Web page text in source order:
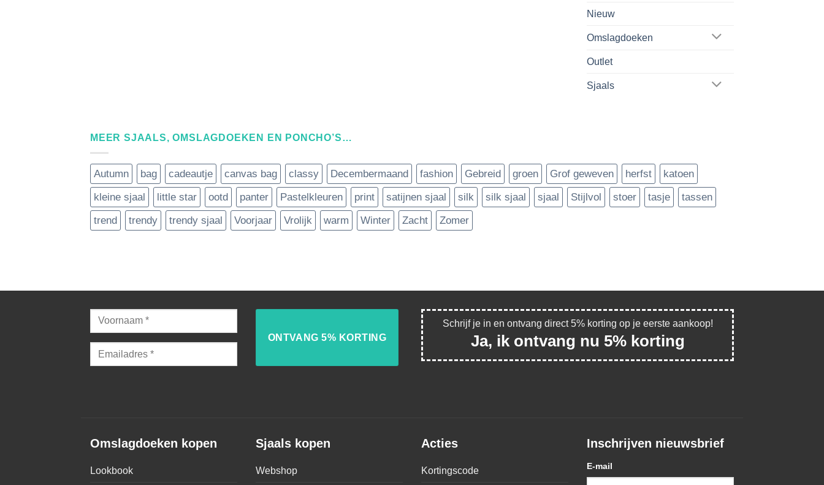
Nieuw
Omslagdoeken
Outlet
Sjaals
MEER SJAALS, OMSLAGDOEKEN EN PONCHO’S…
Autumn bag cadeautje canvas bag classy Decembermaand fashion Gebreid groen Grof geweven herfst
katoen
kleine sjaal
little star ootd panter Pastelkleuren print satijnen sjaal silk silk sjaal sjaal Stijlvol stoer tasje
tassen
trend
trendy trendy sjaal Voorjaar Vrolijk warm Winter Zacht Zomer
Schrijf je in en ontvang direct 5% korting op je eerste aankoop!
Ja, ik ontvang nu 5% korting
Omslagdoeken kopen
Lookbook
Sjaals kopen
Webshop
Acties
Kortingscode
Inschrijven nieuwsbrief
E-mail